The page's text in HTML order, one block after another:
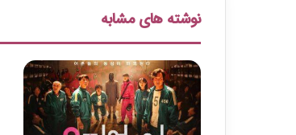
ک
س
ن
ر
و
س
ی
نوشته های مشابه